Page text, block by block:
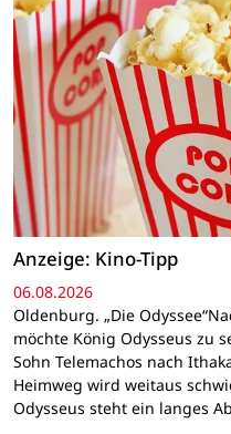
Anzeige: Kino-Tipp
06.08.2026
Oldenburg. „Die
möchte König Odysseus zu
Sohn Telemachos nach
Heimweg wird weitaus
Odysseus steht ein langes